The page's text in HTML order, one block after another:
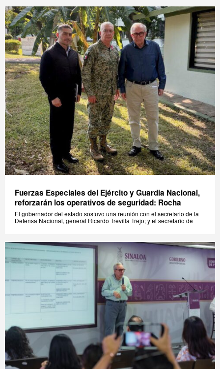
Fuerzas Especiales del Ejército y Guardia Nacional,
reforzarán los operativos de seguridad: Rocha
El gobernador del estado sostuvo una reunión con el secretario de la
Defensa Nacional, general Ricardo Trevilla Trejo; y el secretario de